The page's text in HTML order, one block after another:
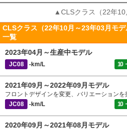
▲CLSクラス（22年
CLSクラス（22年10月～23年03月モ
一覧
2023年04月～生産中モデル
JC08 -km/L 10
2021年09月～2022年09月モデル
フロントデザインを変更、バリエーションを
JC08
-km/L 10
2020年09月～2021年08月モデル